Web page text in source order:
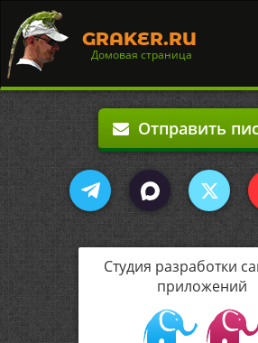
GRAKER.RU
Домовая страница
Отправить
Студия разработки
приложений